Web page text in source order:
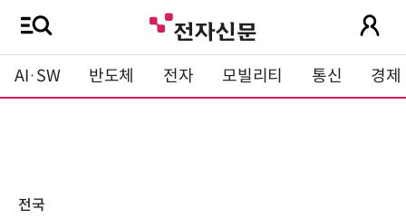
AI·SW 반도체 전자 모빌리티 통신 경제
전국